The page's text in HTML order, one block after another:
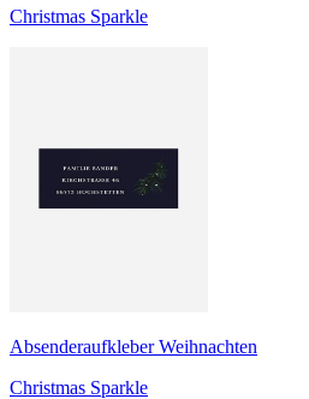
Christmas Sparkle
Absenderaufkleber Weihnachten
Christmas Sparkle